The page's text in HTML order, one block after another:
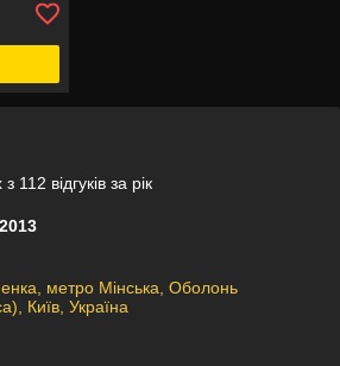
112 відгуків за рік
метро Мінська, Оболонь
Київ, Україна